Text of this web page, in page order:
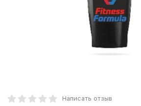
Написать отзыв